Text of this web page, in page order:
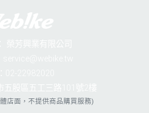
店面，不提供商品購買服務)